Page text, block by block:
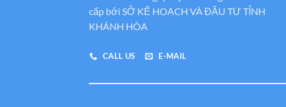
cấp bới SỞ KẾ HOẠCH VÀ ĐẦU TƯ TỈNH
KHÁNH HÒA
CALL US E-MAIL